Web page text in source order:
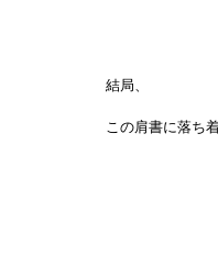
結局、
この肩書に落ち